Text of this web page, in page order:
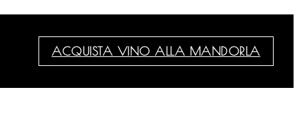
ACQUISTA VINO ALLA MANDORLA